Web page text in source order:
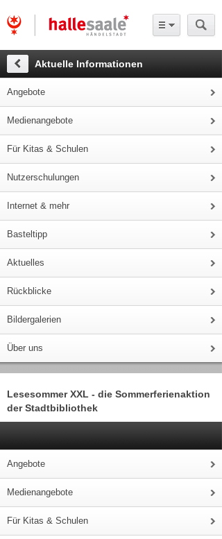
Aktuelle Informationen
Angebote
Medienangebote
Für Kitas & Schulen
Nutzerschulungen
Internet & mehr
Basteltipp
Aktuelles
Rückblicke
Bildergalerien
Über uns
Lesesommer XXL - die Sommerferienaktion
der Stadtbibliothek
Angebote
Medienangebote
Für Kitas & Schulen